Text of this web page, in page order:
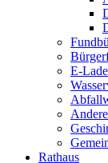
E-
Rathaus